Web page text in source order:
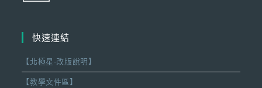
快速連結
【北極星-改版說明】
【教學文件區】